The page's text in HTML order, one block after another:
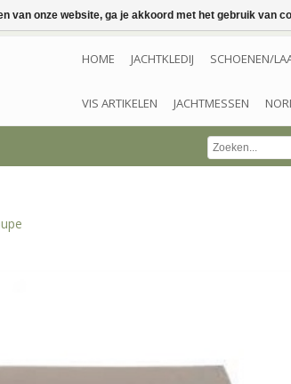
HOME JACHTKLEDIJ SCHOENEN/
VIS ARTIKELEN JACHTMESSEN
van onze website, ga je akkoord met het gebruik van